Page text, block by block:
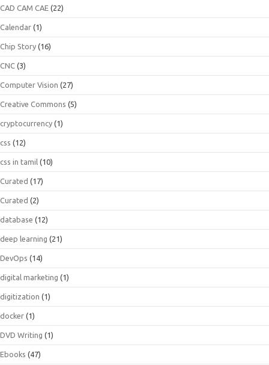
CAD CAM CAE (22)
Calendar (1)
Chip Story (16)
CNC (3)
Computer Vision (27)
Creative Commons (5)
cryptocurrency (1)
css (12)
css in tamil (10)
Curated (17)
Curated (2)
database (12)
deep learning (21)
DevOps (14)
digital marketing (1)
digitization (1)
docker (1)
DVD Writing (1)
Ebooks (47)